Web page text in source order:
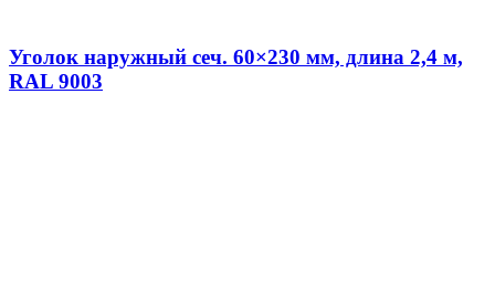
Уголок наружный сеч. 60×230 мм, длина 2,4 м,
RAL 9003